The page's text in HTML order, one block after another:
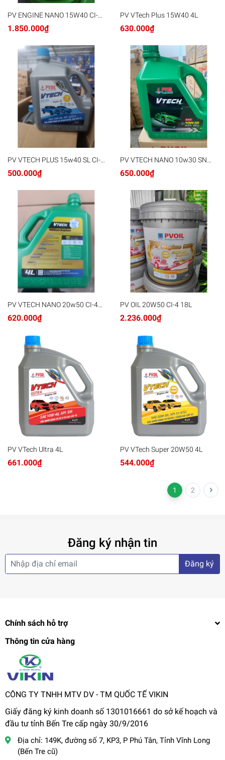
PV ENGINE NANO 15W40 CI-4
/SL 18L
1.850.000₫
PV VTech Plus 15W40 4L
630.000₫
PV VTECH PLUS 15w40 SL CI-4
4L
500.000₫
PV VTECH NANO 10w30 SN
6x4L
650.000₫
PV VTECH NANO 20w50 CI-4
SJ 6X4L
620.000₫
PV OIL 20W50 CI-4 18L
2.236.000₫
PV VTech Ultra 4L
661.000₫
PV VTech Super 20W50 4L
544.000₫
1 2
Đăng ký nhận tin
Đăng ký
Chính sách hỗ trợ
Thông tin cửa hàng
CÔNG TY TNHH MTV DV - TM QUỐC TẾ VIKIN
Giấy đăng ký kinh doanh số 1301016661 do sở kế hoạch và
đầu tư tỉnh Bến Tre cấp ngày 30/9/2016
Địa chỉ: 149K, đường số 7, KP3, P Phú Tân, Tỉnh Vĩnh Long
(Bến Tre cũ)